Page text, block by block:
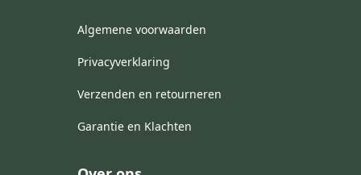
Algemene voorwaarden
Privacyverklaring
Verzenden en retourneren
Garantie en Klachten